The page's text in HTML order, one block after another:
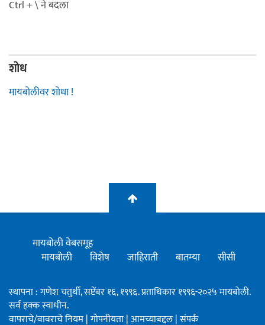
Ctrl + \ ने बदला
शोध
मायबोलीवर शोधा !
मायबोली वेबसमूह
मायबोली
विशेष जाहिराती बातम्या सीसी
स्थापना : गणेश चतुर्थी, सप्टेंबर १६, १९९६. प्रताधिकार १९९६-२०२५ मायबोली.
सर्व हक्क स्वाधीन.
वापराचे/वावराचे नियम|गोपनीयता|आमच्याबद्दल|संपर्क